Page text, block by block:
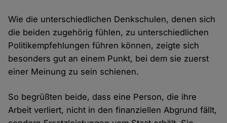
Wie die unterschiedlichen Denkschulen, denen sich
die beiden zugehörig fühlen, zu unterschiedlichen
Politikempfehlungen führen können, zeigte sich
besonders gut an einem Punkt, bei dem sie zuerst
einer Meinung zu sein schienen.
So begrüßten beide, dass eine Person, die ihre
Arbeit verliert, nicht in den finanziellen Abgrund fällt,